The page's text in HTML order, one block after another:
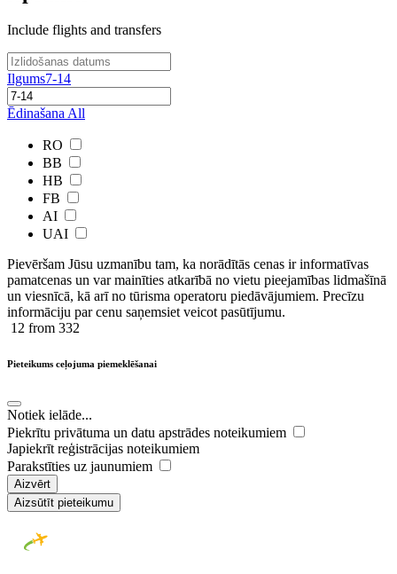
Include flights and transfers
Ilgums7-14
Ēdinašana All
RO
BB
HB
FB
AI
UAI
Pievēršam Jūsu uzmanību tam, ka norādītās cenas ir ​informatīvas ​
pamatcenas un var mainīties atkarībā ​no ​vietu pieejamības lidmašīnā
un viesnīcā, kā arī no tūrisma operatoru piedāvājumiem. Precīzu
informāciju par cenu saņemsiet veicot pasūtījumu.
12 from 332
Pieteikums ceļojuma piemeklēšanai
Notiek ielāde...
Piekrītu privātuma un datu apstrādes noteikumiem
Japiekrīt reģistrācijas noteikumiem
Parakstīties uz jaunumiem
Aizvērt
Aizsūtīt pieteikumu